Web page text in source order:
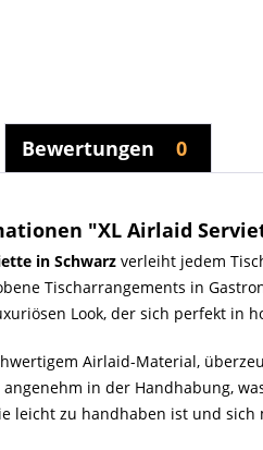
Bewertungen 0
"XL Airlaid
in Schwarz verleiht jedem
Tischarrangements in
Look, der sich perfekt in
Airlaid-Material,
in der Handhabung,
leicht zu handhaben ist und